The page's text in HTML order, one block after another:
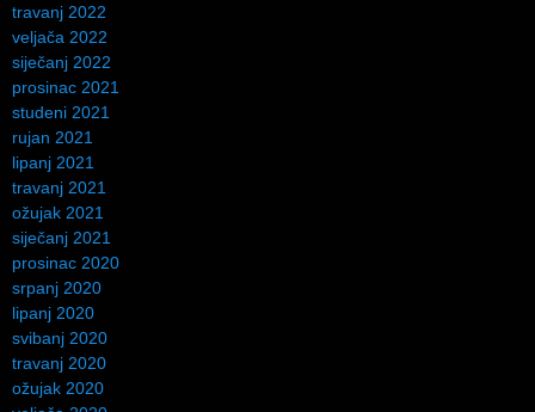
travanj 2022
veljača 2022
siječanj 2022
prosinac 2021
studeni 2021
rujan 2021
lipanj 2021
travanj 2021
ožujak 2021
siječanj 2021
prosinac 2020
srpanj 2020
lipanj 2020
svibanj 2020
travanj 2020
ožujak 2020